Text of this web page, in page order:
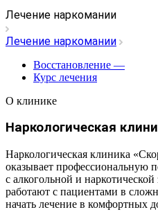
Лечение наркомании
Лечение наркомании
Восстановление —
Курс лечения
О клинике
Наркологическая
Наркологическая клиника
оказывает профессиональную
с алкогольной и
работают с пациентами в
начать лечение в комфортных